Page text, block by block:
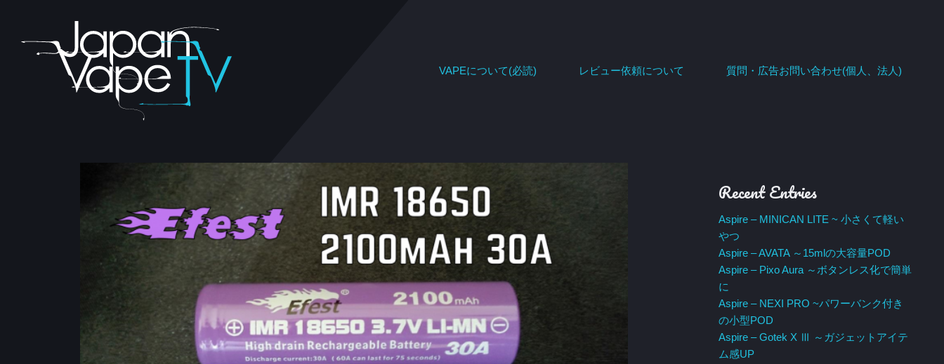
VAPEについて(必読) レビュー依頼について 質問・広告お問い合わせ(個人、法人)
Recent Entries
Aspire – MINICAN LITE ~ 小さくて軽い
やつ
Aspire – AVATA ～15mlの大容量POD
Aspire – Pixo Aura ～ボタンレス化で簡単
に
Aspire – NEXI PRO ~パワーバンク付き
の小型POD
Aspire – Gotek X Ⅲ ～ガジェットアイテ
ム感UP